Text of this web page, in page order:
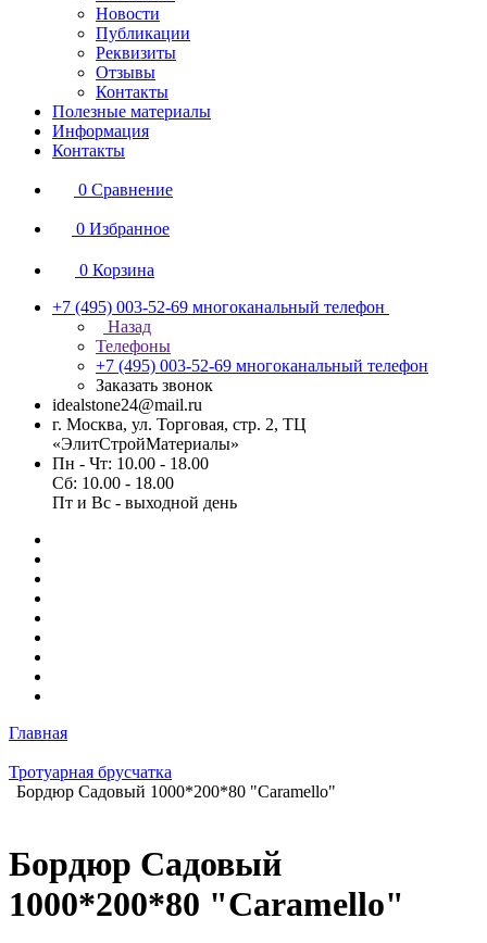
Новости
Публикации
Реквизиты
Отзывы
Контакты
Полезные материалы
Информация
Контакты
0 Сравнение
0 Избранное
0 Корзина
+7 (495) 003-52-69 многоканальный телефон
Назад
Телефоны
+7 (495) 003-52-69 многоканальный телефон
Заказать звонок
idealstone24@mail.ru
г. Москва, ул. Торговая, стр. 2, ТЦ
«ЭлитСтройМатериалы»
Пн - Чт: 10.00 - 18.00
Сб: 10.00 - 18.00
Пт и Вс - выходной день
Главная
Тротуарная брусчатка
Бордюр Садовый 1000*200*80 "Caramello"
Бордюр Садовый
1000*200*80 "Caramello"